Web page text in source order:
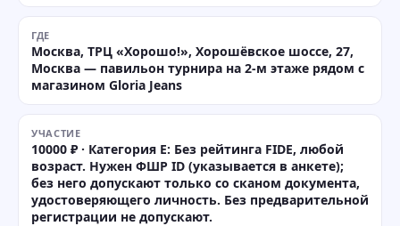
ГДЕ
Москва, ТРЦ «Хорошо!», Хорошёвское шоссе, 27,
Москва — павильон турнира на 2-м этаже рядом с
магазином Gloria Jeans
УЧАСТИЕ
10000 ₽ · Категория E: Без рейтинга FIDE, любой
возраст. Нужен ФШР ID (указывается в анкете);
без него допускают только со сканом документа,
удостоверяющего личность. Без предварительной
регистрации не допускают.